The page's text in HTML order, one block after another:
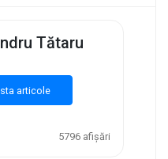
Tătaru
articole
5796 afișări